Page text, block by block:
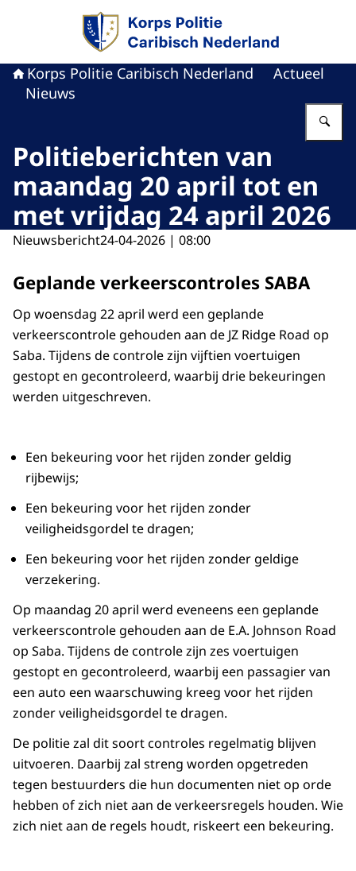
Naar de homepage van Politie Caribisch
Korps Politie Caribisch Nederland
Actueel
Nieuws
Politieberichten van
maandag 20 april tot en
met vrijdag 24 april 2026
Nieuwsbericht24-04-2026 | 08:00
Geplande verkeerscontroles SABA
Op woensdag 22 april werd een geplande
verkeerscontrole gehouden aan de JZ Ridge Road op
Saba. Tijdens de controle zijn vijftien voertuigen
gestopt en gecontroleerd, waarbij drie bekeuringen
werden uitgeschreven.
Een bekeuring voor het rijden zonder geldig
rijbewijs;
Een bekeuring voor het rijden zonder
veiligheidsgordel te dragen;
Een bekeuring voor het rijden zonder geldige
verzekering.
Op maandag 20 april werd eveneens een geplande
verkeerscontrole gehouden aan de E.A. Johnson Road
op Saba. Tijdens de controle zijn zes voertuigen
gestopt en gecontroleerd, waarbij een passagier van
een auto een waarschuwing kreeg voor het rijden
zonder veiligheidsgordel te dragen.
De politie zal dit soort controles regelmatig blijven
uitvoeren. Daarbij zal streng worden opgetreden
tegen bestuurders die hun documenten niet op orde
hebben of zich niet aan de verkeersregels houden. Wie
zich niet aan de regels houdt, riskeert een bekeuring.